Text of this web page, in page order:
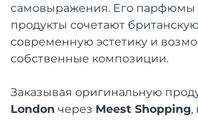
самовыражения. Его парфюмы
продукты сочетают
современную эстетику и
собственные композиции.
Заказывая оригинальную
London через Meest Shopping,